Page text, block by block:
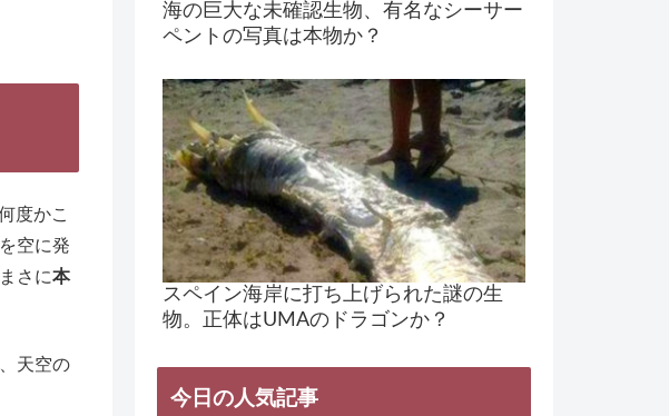
度かこ
空に発
さに本
天空の
海の巨大な未確認生物、有名なシーサー
ペントの写真は本物か？
スペイン海岸に打ち上げられた謎の生
物。正体はUMAのドラゴンか？
今日の人気記事